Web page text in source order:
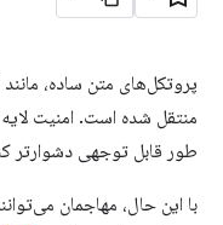
پروتکل‌های متن ساده، مانند HTTP، می‌توانند در برابر
طور قابل توجهی دشوارتر